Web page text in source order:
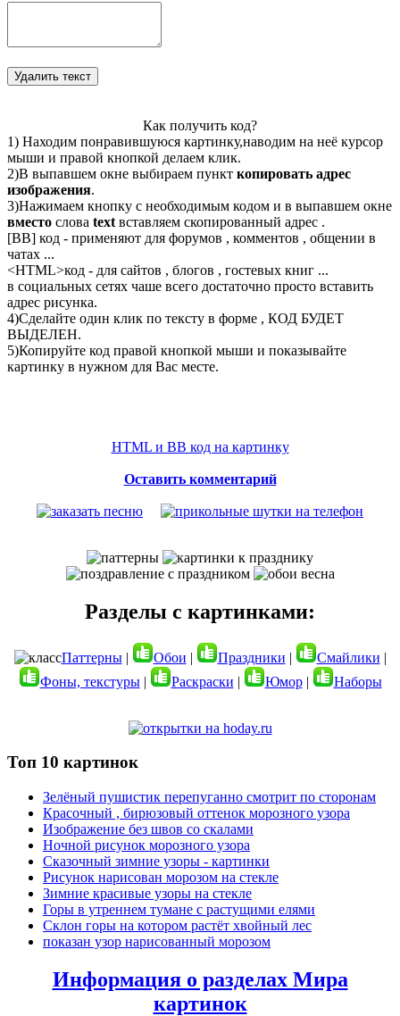
Как получить код?
1) Находим понравившуюся картинку,наводим на неё курсор
мыши и правой кнопкой делаем клик.
2)В выпавшем окне выбираем пункт копировать адрес
изображения.
3)Нажимаем кнопку с необходимым кодом и в выпавшем окне
вместо слова text вставляем скопированный адрес .
[BB] код - применяют для форумов , комментов , общении в
чатах ...
<HTML>код - для сайтов , блогов , гостевых книг ...
в социальных сетях чаше всего достаточно просто вставить
адрес рисунка.
4)Сделайте один клик по тексту в форме , КОД БУДЕТ
ВЫДЕЛЕН.
5)Копируйте код правой кнопкой мыши и показывайте
картинку в нужном для Вас месте.
HTML и BB код на картинку
Оставить комментарий
Разделы с картинками:
Паттерны| Обои | Праздники | Смайлики |
Фоны, текстуры| Раскраски | Юмор| Наборы
Топ 10 картинок
Зелёный пушистик перепуганно смотрит по сторонам
Красочный , бирюзовый оттенок морозного узора
Изображение без швов со скалами
Ночной рисунок морозного узора
Сказочный зимние узоры - картинки
Рисунок нарисован морозом на стекле
Зимние красивые узоры на стекле
Горы в утреннем тумане с растущими елями
Склон горы на котором растёт хвойный лес
показан узор нарисованный морозом
Информация о разделах Мира
картинок